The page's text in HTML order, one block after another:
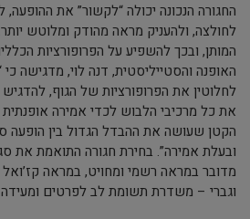
החגורה הנכונה יכולה “לקשור” את ההופעה,
לחולצה, ולהעניק מראה מהודק ומלוטש
המותן, ובכך להשפיע על הפרופורציות
האופנה והסטייליסטית, דנה לוי, מדגישה כי
לחלוטין את הפרופורציות של הגוף,
את כל מרכיבי הלבוש לכדי אמירה
הקטן שעושה את ההבדל הגדול בין הופעה
ובעלת אמירה”. בחירת חגורה התואמת את
מדובר במראה רשמי ומחויט, במראה
וגברי – משדרת תשומת לב לפרטים ומעידה